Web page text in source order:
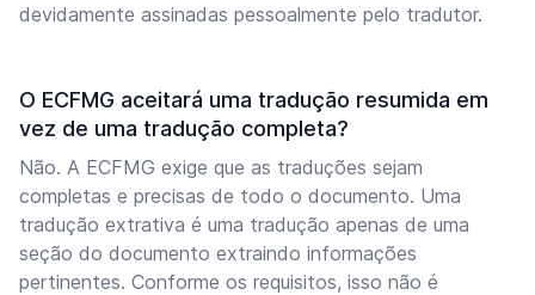
devidamente assinadas pessoalmente pelo tradutor.
O ECFMG aceitará uma tradução resumida em
vez de uma tradução completa?
Não. A ECFMG exige que as traduções sejam
completas e precisas de todo o documento. Uma
tradução extrativa é uma tradução apenas de uma
seção do documento extraindo informações
pertinentes. Conforme os requisitos, isso não é